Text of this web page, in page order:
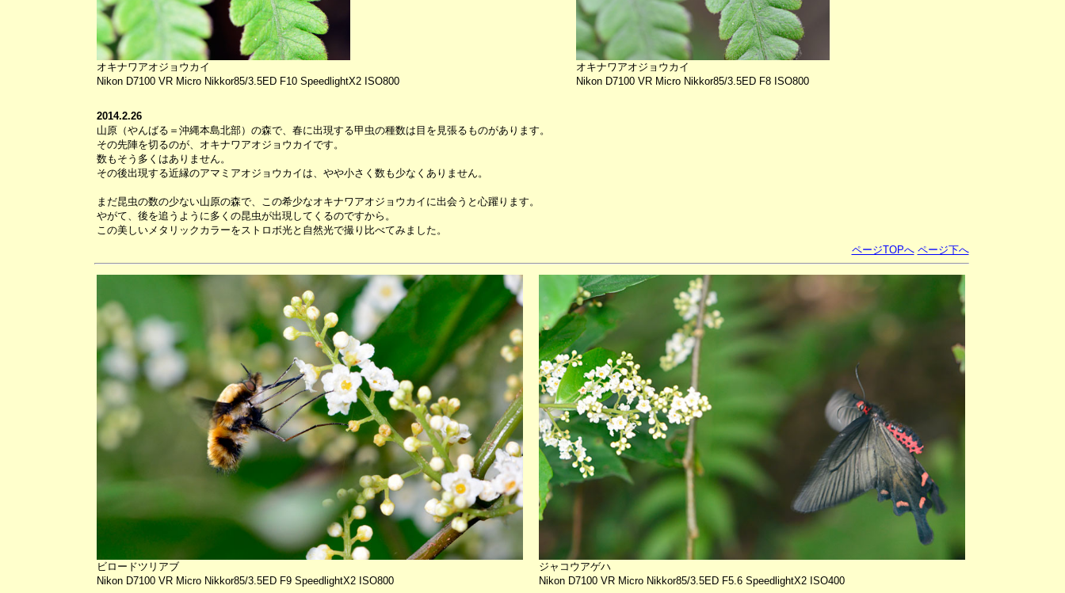
オキナワアオジョウカイ
Nikon D7100 VR Micro Nikkor85/3.5ED F10 SpeedlightX2 ISO800
オキナワアオジョウカイ
Nikon D7100 VR Micro Nikkor85/3.5ED F8 ISO800
2014.2.26
山原（やんばる＝沖縄本島北部）の森で、春に出現する甲虫の種数は目を見張るものがあります。
その先陣を切るのが、オキナワアオジョウカイです。
数もそう多くはありません。
その後出現する近縁のアマミアオジョウカイは、やや小さく数も少なくありません。
まだ昆虫の数の少ない山原の森で、この希少なオキナワアオジョウカイに出会うと心躍ります。
やがて、後を追うように多くの昆虫が出現してくるのですから。
この美しいメタリックカラーをストロボ光と自然光で撮り比べてみました。
ページTOPへ ページ下へ
ビロードツリアブ
Nikon D7100 VR Micro Nikkor85/3.5ED F9 SpeedlightX2 ISO800
ジャコウアゲハ
Nikon D7100 VR Micro Nikkor85/3.5ED F5.6 SpeedlightX2 ISO400